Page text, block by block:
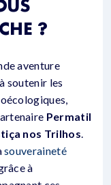
?
aventure
soutenir les
Permatil
nos Trilhos.
souveraineté
à